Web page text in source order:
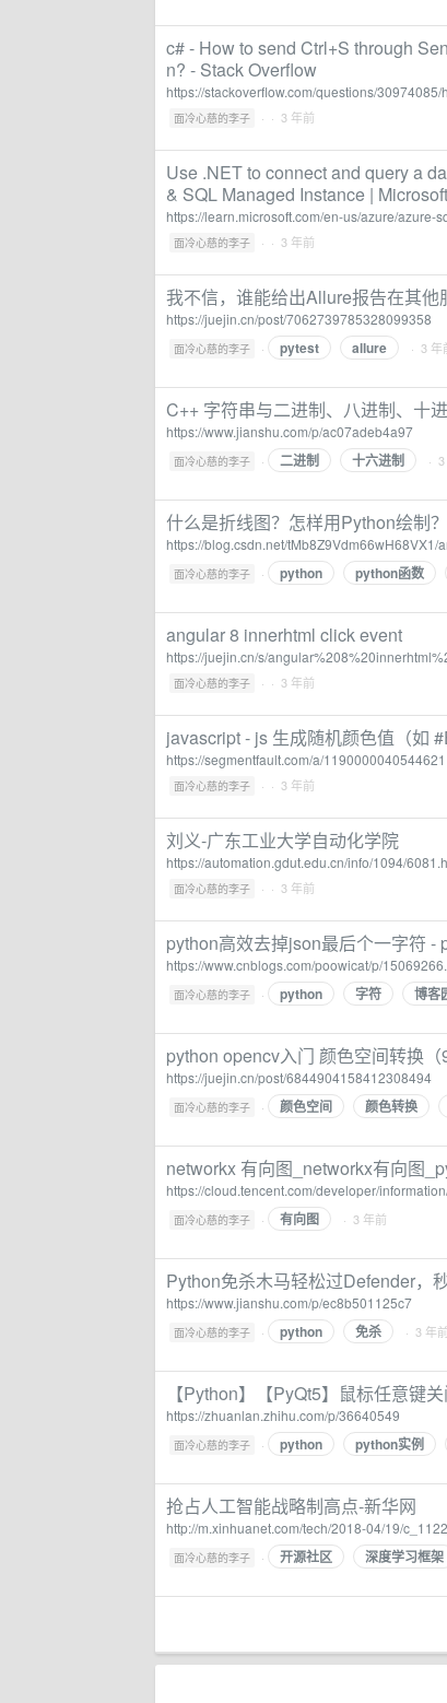
c# - How to send Ctrl+S through
n? - Stack Overflow
https://stackoverflow.com/questions/
面冷心慈的李子 · · 3 年前
Use .NET to connect and query a
& SQL Managed Instance |
https://learn.microsoft.com/en-us/azure/azure-
面冷心慈的李子 · · 3 年前
我不信，谁能给出Allure报告在其
https://juejin.cn/post/7062739785328099358
面冷心慈的李子 · pytest allure · 3 年
C++ 字符串与二进制、八进制、十
https://www.jianshu.com/p/ac07adeb4a97
面冷心慈的李子 · 二进制 十六进制 ·
什么是折线图？怎样用Python绘制
https://blog.csdn.net/tMb8Z9Vdm66wH68VX1/
面冷心慈的李子 · python python函数
angular 8 innerhtml click event
https://juejin.cn/s/
面冷心慈的李子 · · 3 年前
javascript - js 生成随机颜色值（如
https://segmentfault.com/a/1190000040544621
面冷心慈的李子 · · 3 年前
刘义-广东工业大学自动化学院
https://automation.gdut.edu.cn/info/1094/
面冷心慈的李子 · · 3 年前
python高效去掉json最后个一字符 -
https://www.cnblogs.com/poowicat/p/
面冷心慈的李子 · python 字符 博客
python opencv入门 颜色空间转换（9
https://juejin.cn/post/6844904158412308494
面冷心慈的李子 · 颜色空间 颜色转换
networkx 有向图_networkx有向图
https://cloud.tencent.com/developer/
面冷心慈的李子 · 有向图 · 3 年前
Python免杀木马轻松过Defender，
https://www.jianshu.com/p/ec8b501125c7
面冷心慈的李子 · python 免杀 · 3 年前
【Python】【PyQt5】鼠标任意键
https://zhuanlan.zhihu.com/p/36640549
面冷心慈的李子 · python python实例
抢占人工智能战略制高点-新华网
http://m.xinhuanet.com/tech/2018-04/19/
面冷心慈的李子 · 开源社区 深度学习框架